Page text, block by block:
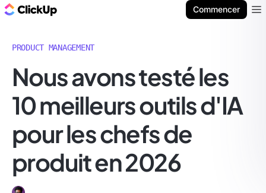
Commencer
PRODUCT MANAGEMENT
Nous avons testé les
10 meilleurs outils d'IA
pour les chefs de
produit en 2026